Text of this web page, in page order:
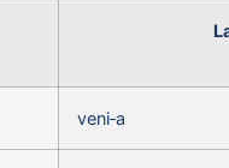
veni‑a